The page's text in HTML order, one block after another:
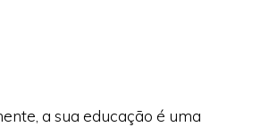
a sua educação é uma